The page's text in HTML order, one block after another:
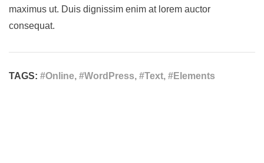
maximus ut. Duis dignissim enim at lorem auctor
consequat.
TAGS: #Online, #WordPress, #Text, #Elements